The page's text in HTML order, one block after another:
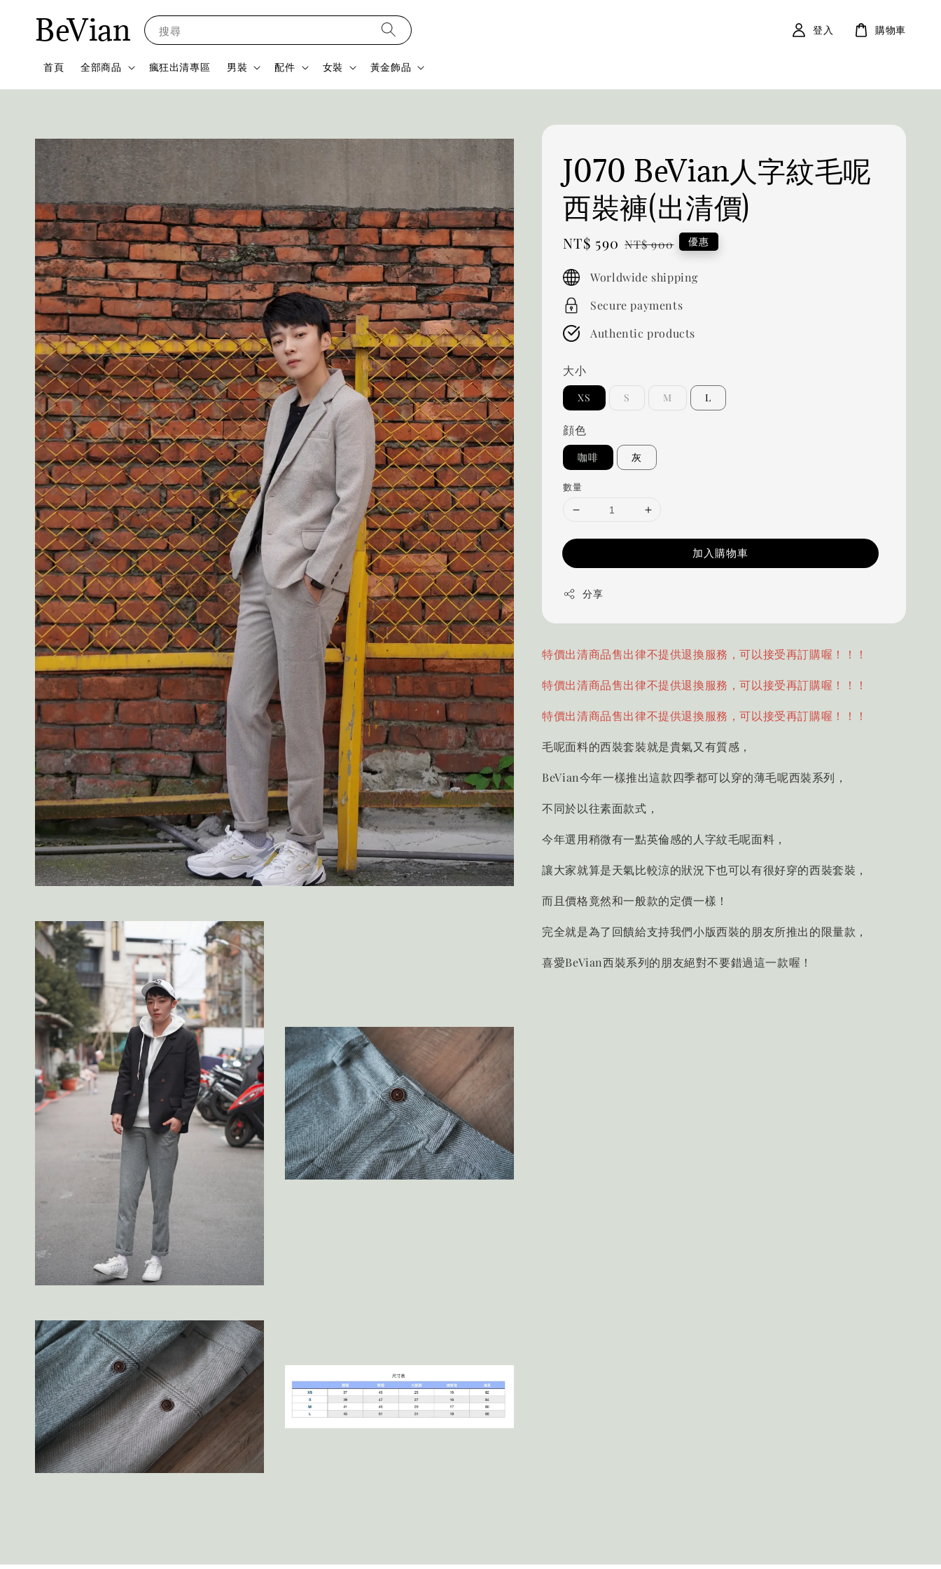
BeVian 搜尋
首頁 全部商品 瘋狂出清專區 男裝 配件 女裝 黃金飾品
登入 購物車
J070 BeVian人字紋毛呢
西裝褲(出清價)
Sale
NT$ 590 Regular
NT$ 900 優惠
Worldwide shipping
Secure payments
Authentic products
大小
XS S M L
顔色
咖啡 灰
數量
加入購物車
分享
特價出清商品售出律不提供退換服務，可以接受再訂購喔！！！
特價出清商品售出律不提供退換服務，可以接受再訂購喔！！！
特價出清商品售出律不提供退換服務，可以接受再訂購喔！！！
毛呢面料的西裝套裝就是貴氣又有質感，
BeVian今年一樣推出這款四季都可以穿的薄毛呢西裝系列，
不同於以往素面款式，
今年選用稍微有一點英倫感的人字紋毛呢面料，
讓大家就算是天氣比較涼的狀況下也可以有很好穿的西裝套裝，
而且價格竟然和一般款的定價一樣！
完全就是為了回饋給支持我們小版西裝的朋友所推出的限量款，
喜愛BeVian西裝系列的朋友絕對不要錯過這一款喔！